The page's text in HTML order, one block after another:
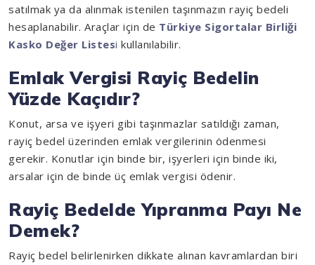
satılmak ya da alınmak istenilen taşınmazın rayiç bedeli
hesaplanabilir. Araçlar için de Türkiye Sigortalar Birliği
Kasko Değer Listesi kullanılabilir.
Emlak Vergisi Rayiç Bedelin
Yüzde Kaçıdır?
Konut, arsa ve işyeri gibi taşınmazlar satıldığı zaman,
rayiç bedel üzerinden emlak vergilerinin ödenmesi
gerekir. Konutlar için binde bir, işyerleri için binde iki,
arsalar için de binde üç emlak vergisi ödenir.
Rayiç Bedelde Yıpranma Payı Ne
Demek?
Rayiç bedel belirlenirken dikkate alınan kavramlardan biri